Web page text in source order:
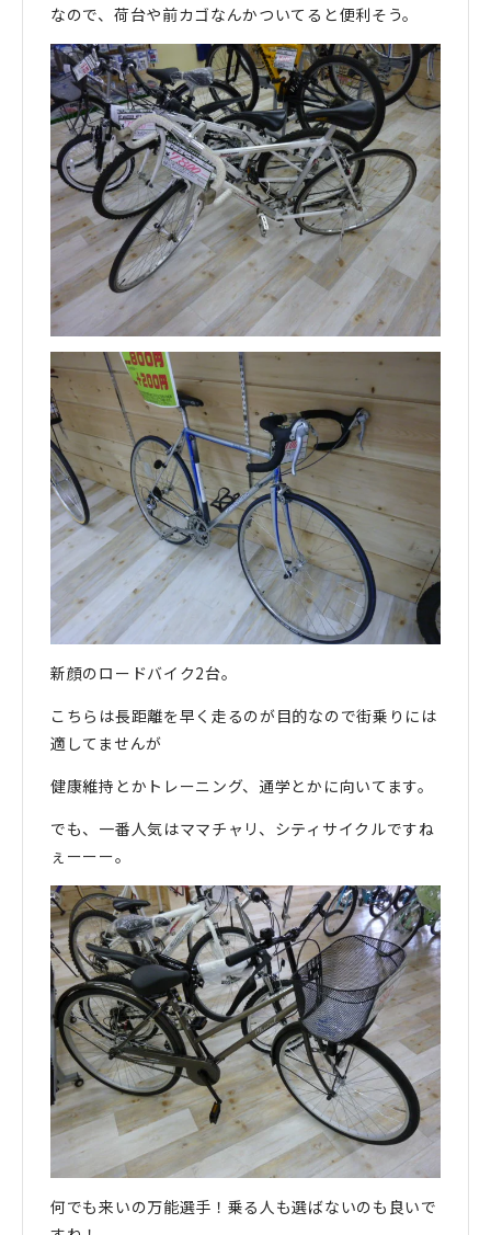
なので、荷台や前カゴなんかついてると便利そう。
新顔のロードバイク2台。
こちらは長距離を早く走るのが目的なので街乗りには
適してませんが
健康維持とかトレーニング、通学とかに向いてます。
でも、一番人気はママチャリ、シティサイクルですね
ぇーーー。
何でも来いの万能選手！乗る人も選ばないのも良いで